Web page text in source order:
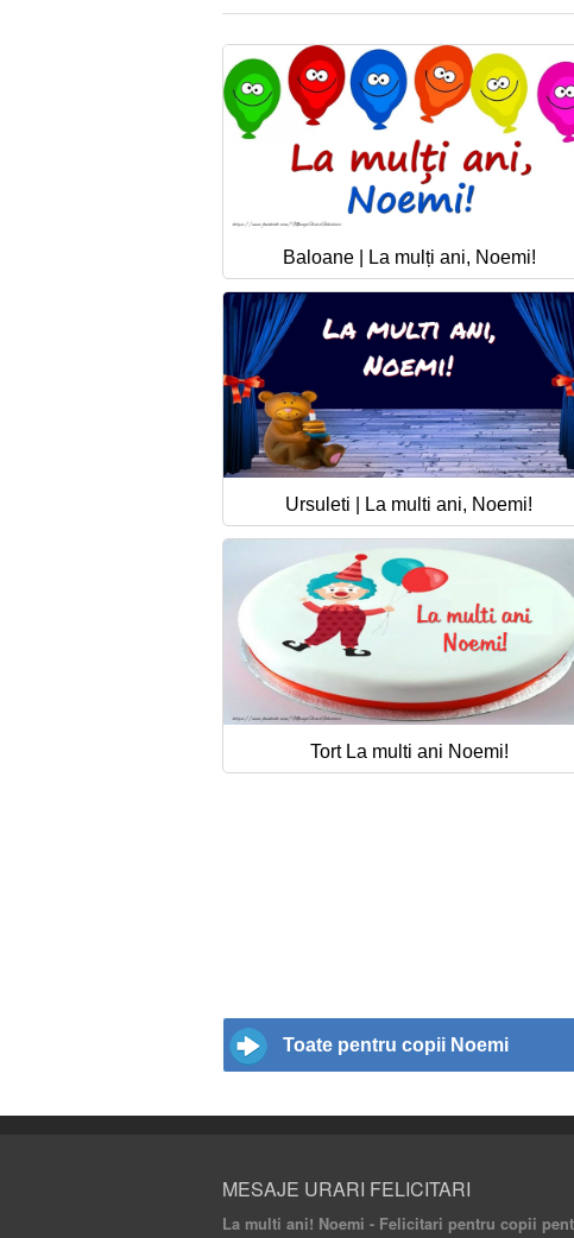
Baloane | La mulți ani, Noemi!
Ursuleti | La multi ani, Noemi!
Tort La multi ani Noemi!
Toate pentru copii Noemi
MESAJE URARI FELICITARI
La multi ani! Noemi - Felicitari pentru copii